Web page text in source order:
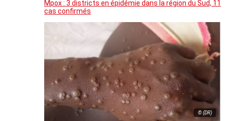
Mpox : 3 districts en épidémie dans la région du Sud, 11
cas confirmés
© (DR)